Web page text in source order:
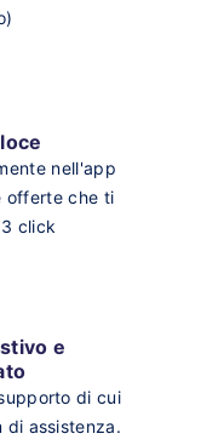
nell'app
offerte che ti
click
e
di cui
di assistenza.